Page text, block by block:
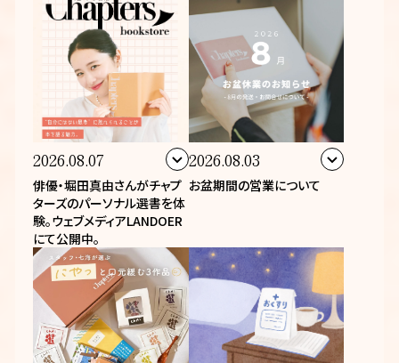
2026.08.07
俳優・堀田真由さんがチャプ
ターズのパーソナル選書を体
験。ウェブメディアLANDOER
にて公開中。
2026.08.03
お盆期間の営業について